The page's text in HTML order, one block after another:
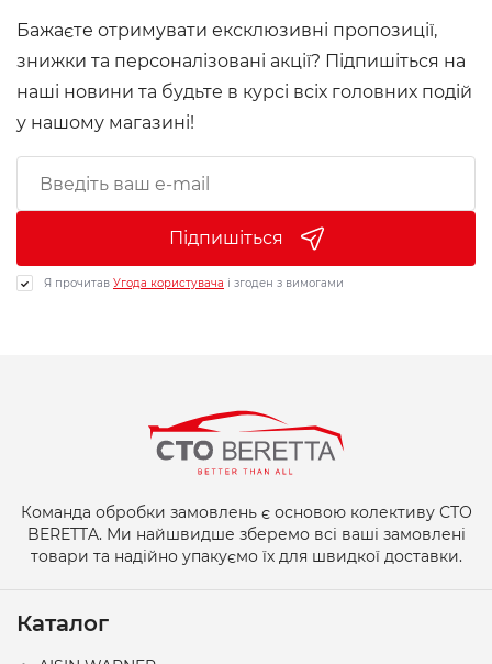
Бажаєте отримувати ексклюзивні пропозиції,
знижки та персоналізовані акції? Підпишіться на
наші новини та будьте в курсі всіх головних подій
у нашому магазині!
Підпишіться
Я прочитав Угода користувача і згоден з вимогами
Команда обробки замовлень є основою колективу СТО
BERETTA. Ми найшвидше зберемо всі ваші замовлені
товари та надійно упакуємо їх для швидкої доставки.
Каталог